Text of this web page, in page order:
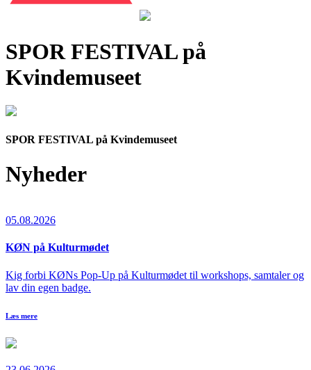
SPOR FESTIVAL på
Kvindemuseet
SPOR FESTIVAL på Kvindemuseet
Nyheder
05.08.2026
KØN på Kulturmødet
Kig forbi KØNs Pop-Up på Kulturmødet til workshops, samtaler og
lav din egen badge.
Læs mere